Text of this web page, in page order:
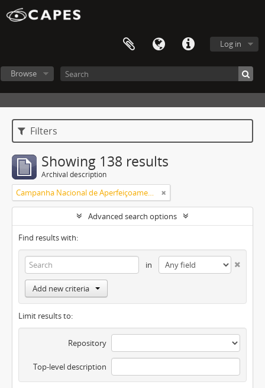
Log in
Browse
Filters
Showing 138 results
Archival description
Campanha Nacional de Aperfeiçoamento de Pessoal de Nível Superior (CAPES)
Advanced search options
Find results with:
in
Add new criteria
Limit results to:
Repository
Top-level description